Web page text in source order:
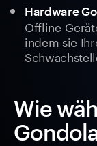
Hardware
Offline-
indem sie
Wie